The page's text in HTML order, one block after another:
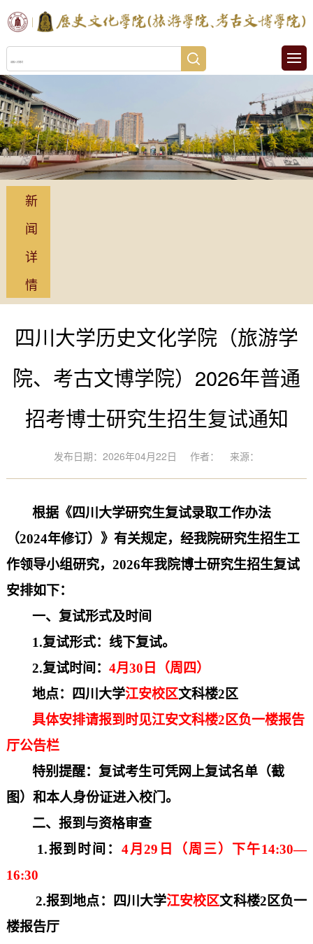
新
闻
详
情
四川大学历史文化学院（旅游学
院、考古文博学院）2026年普通
招考博士研究生招生复试通知
发布日期：2026年04月22日 作者： 来源：
根据《四川大学研究生复试录取工作办法
（2024年修订） 》有关规定， 经我院研究生招生工
作领导小组研究， 2026年我院博士研究生招生复试
安排如下：
一、复试形式及时间
1.复试形式： 线下复试。
2.复试时间 ： 4月30 日 （周四 ）
地点：四川大学江安校区文科楼2区
具体安排请报到时见江安文科楼2区负一楼报告
厅公告栏
特别提醒：复试考生可凭网上复试名单（截
图）和本人身份证进入校门。
二、报到与资格审查
1.报到时间： 4月29 日 （周三） 下午14:30—
16:30
2.报到地点：四川大学江安校区文科楼2区负一
楼报告厅